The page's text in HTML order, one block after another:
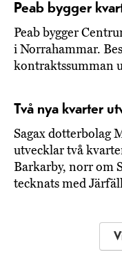
Peab bygger
Peab bygger
i Norrahammar.
kontraktssumman
Två nya kvarter
Sagax dotterbolag
utvecklar två
Barkarby, norr om
tecknats med